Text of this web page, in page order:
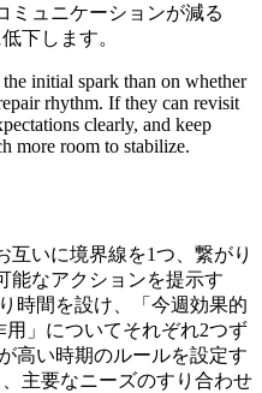
ミュニケーションが減る
下します。
initial spark than on whether
rhythm. If they can revisit
clearly, and keep
more room to stabilize.
互いに境界線を1つ、繋がり
能なアクションを提示す
時間を設け、「今週効果的
」についてそれぞれ2つず
高い時期のルールを設定す
主要なニーズのすり合わせ